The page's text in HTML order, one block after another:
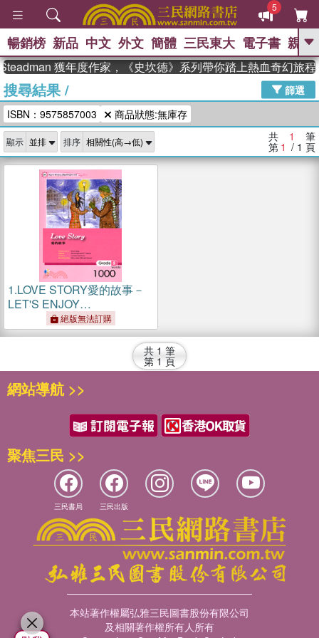
5
GO
The Odyssey 、
父親節 、 如果歷史是一群喵 、 暑期
推薦 、 國際布克獎 臺灣漫遊錄
念華 、 台灣的李登輝時代 、 數學女
孩：黎曼猜想
偉大的迷走神經
暢銷榜 新品 中文 外文 簡體 三民東大 電子書 親子
獲年度作家，《史坎德》系列帶你踏上熱血奇幻旅程
搜尋結果/
篩選
ISBN：9575857003
商品狀態:無庫存
顯示 排序 共 1 筆
第 1 / 1 頁
1.LOVE STORY愛的故事－
LET'S ENJOY
MASTERPIECES 1
絕版無法訂購
共 1 筆
第 1 頁
網站導航 >>
聚焦三民 >>
三民書局 三民出版
本站著作權屬弘雅三民圖書股份有限公司
及相關著作權所有人所有